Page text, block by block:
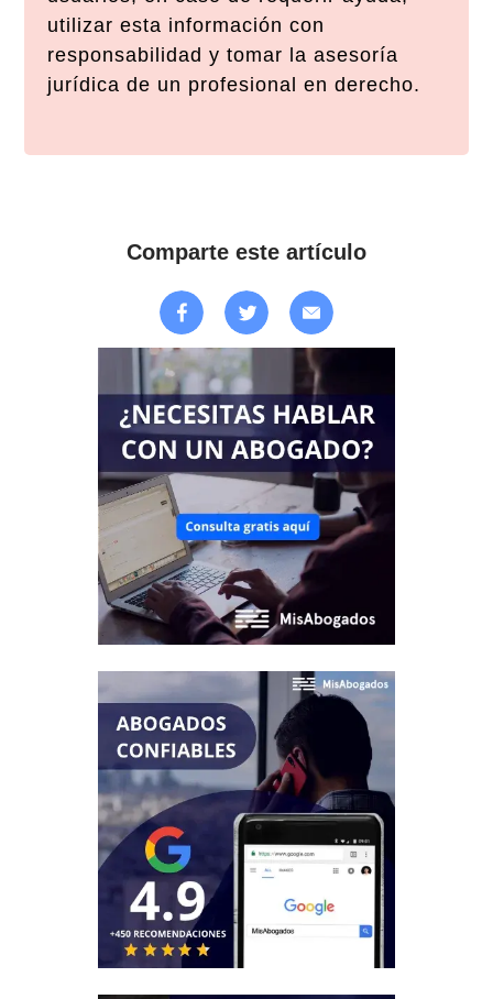
utilizar esta información con
responsabilidad y tomar la asesoría
jurídica de un profesional en derecho.
Comparte este artículo